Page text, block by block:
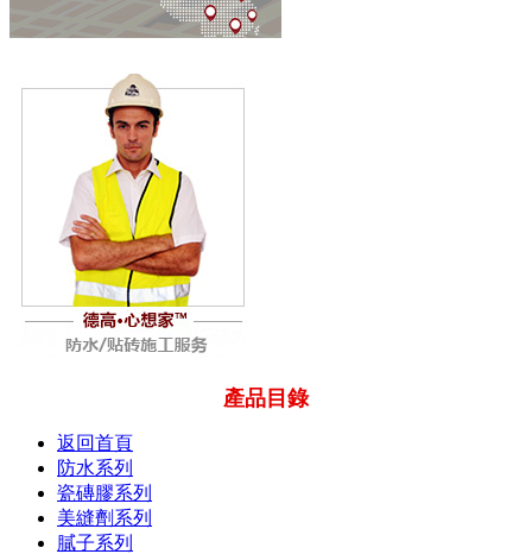
產品目錄
返回首頁
防水系列
瓷磚膠系列
美縫劑系列
膩子系列